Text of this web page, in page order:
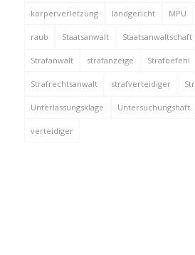
körperverletzung landgericht MPU
raub Staatsanwalt Staatsanwaltschaft
Strafanwalt strafanzeige Strafbefehl
Strafrechtsanwalt strafverteidiger
Unterlassungsklage Untersuchungshaft
verteidiger